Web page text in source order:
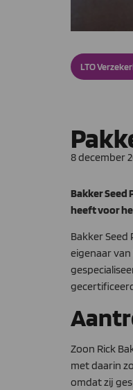
LTO
8 december
Bakker Seed
heeft voor
Bakker
eigenaar
Zoon Rick
met daarin
omdat zij